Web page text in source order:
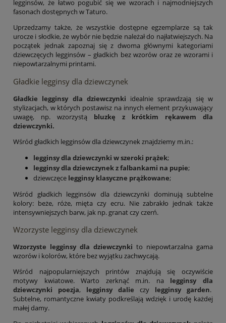
legginsów, że łatwo pogubić się we wzorach i najmodniejszych
fasonach dostępnych w Taturo.
Uprzedzamy także, że wszystkie dostępne egzemplarze są tak
urocze i słodkie, że wybór nie będzie należał do najłatwiejszych. Na
początek jednak zapoznaj się z dwoma głównymi kategoriami
dziewczęcych legginsów – gładkich bez wzorów oraz ze wzorami i
niepowtarzalnymi printami.
Gładkie legginsy dla dziewczynek
Gładkie legginsy dla dziewczynki idealnie sprawdzają się w
stylizacjach, w których postawisz na innych element przykuwający
uwagę, np. wzorzystą bluzkę z krótkim rękawem dla
dziewczynki.
Wśród gładkich legginsów dla dziewczynek znajdziemy m.in.:
legginsy dla dziewczynki w szeroki prążek;
legginsy dla dziewczynek z falbankami na pupie;
dziewczęce legginsy klasyczne prążkowane;
Wśród gładkich legginsów dla dziewczynki dominują subtelne
kolory: beże, róże, mięta czy ecru. Nie zabrakło jednak także
intensywniejszych barw, jak np. granat czy czerń.
Wzorzyste legginsy dla dziewczynek
Wzorzyste legginsy dla dziewczynki to niepowtarzalna gama
wzorów i kolorów, które bez wyjątku zachwycają.
Wśród najpopularniejszych printów znajdują się oczywiście
motywy kwiatowe. Warto zerknąć m.in. na legginsy dla
dziewczynki poezja, legginsy dalie czy legginsy garden.
Subtelne, romantyczne kwiaty podkreślają wdzięk i urodę każdej
małej damy.